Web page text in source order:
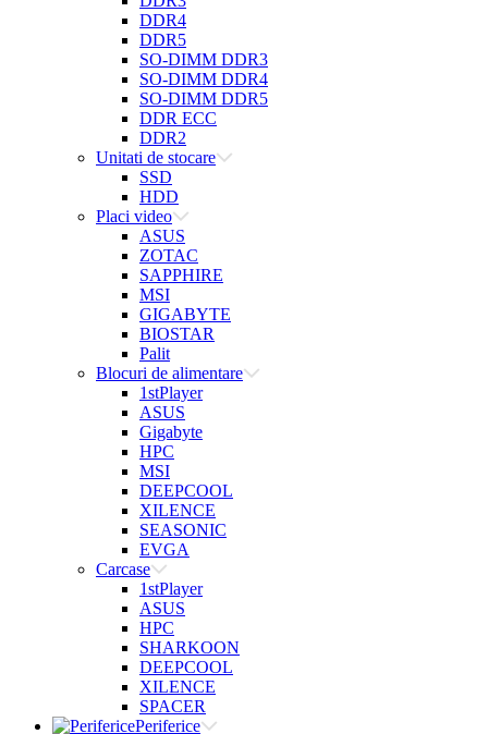
DDR4
DDR5
SO-DIMM DDR3
SO-DIMM DDR4
SO-DIMM DDR5
DDR ECC
DDR2
Unitati de stocare
SSD
HDD
Placi video
ASUS
ZOTAC
SAPPHIRE
MSI
GIGABYTE
BIOSTAR
Palit
Blocuri de alimentare
1stPlayer
ASUS
Gigabyte
HPC
MSI
DEEPCOOL
XILENCE
SEASONIC
EVGA
Carcase
1stPlayer
ASUS
HPC
SHARKOON
DEEPCOOL
XILENCE
SPACER
Periferice